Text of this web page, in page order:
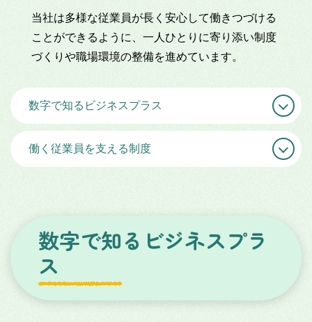
当社は多様な従業員が長く安心して働きつづける
ことができるように、一人ひとりに寄り添い制度
づくりや職場環境の整備を進めています。
数字で知るビジネスプラス
働く従業員を支える制度
数字で知るビジネスプラ
ス